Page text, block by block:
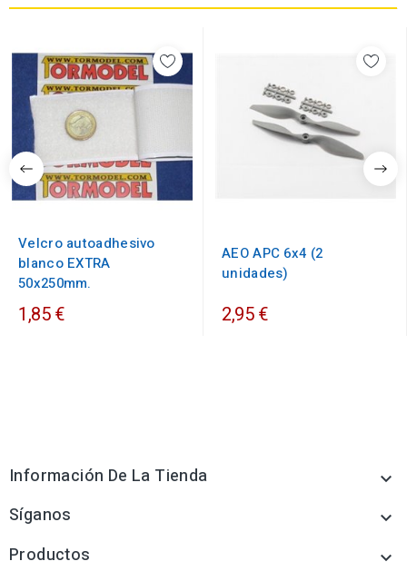
Velcro autoadhesivo
blanco EXTRA
50x250mm.
1,85 €
AEO APC 6x4 (2
unidades)
2,95 €
Información De La Tienda 
Síganos 
Productos 